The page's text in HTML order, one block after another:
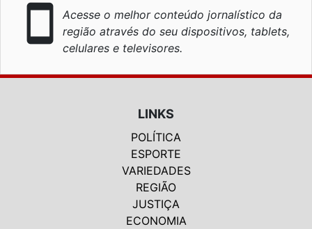
smartphone
Acesse o melhor conteúdo jornalístico da
região através do seu dispositivos, tablets,
celulares e televisores.
LINKS
POLÍTICA
ESPORTE
VARIEDADES
REGIÃO
JUSTIÇA
ECONOMIA